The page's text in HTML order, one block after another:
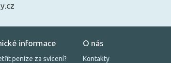
informace
peníze za svícení?
O nás
Kontakty